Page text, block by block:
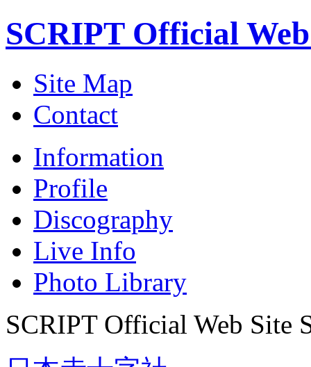
SCRIPT Official
Site Map
Contact
Information
Profile
Discography
Live Info
Photo Library
SCRIPT Official Web Site